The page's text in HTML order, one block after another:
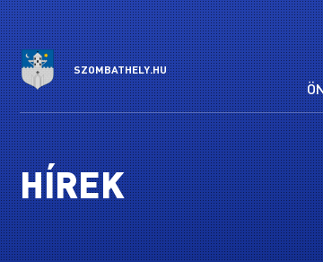
SZOMBATHELY.HU
HÍREK